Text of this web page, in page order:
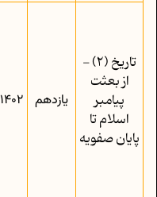
تاریخ (2) -
از بعثت
پیامبر
اسلام تا
پایان صفویه
یازدهم 1402